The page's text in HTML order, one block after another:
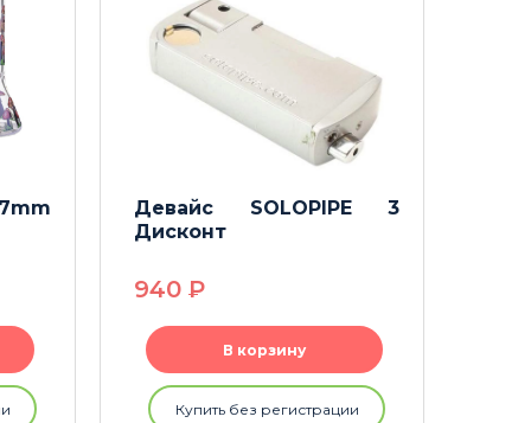
Девайс SOLOPIPE 3
Дисконт
940 P
В корзину
Купить без регистрации